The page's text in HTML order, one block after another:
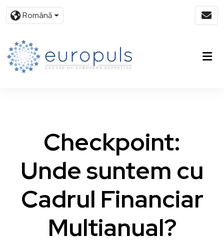
Română
Checkpoint:
Unde suntem cu
Cadrul Financiar
Multianual?